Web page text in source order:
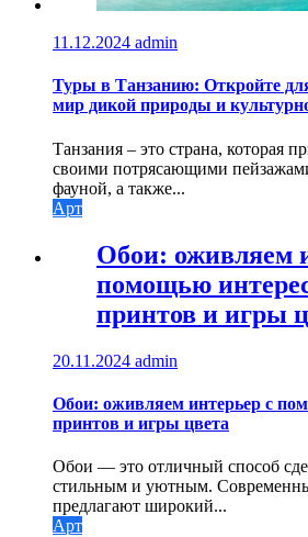
11.12.2024 admin
Туры в Танзанию: Откройте
мир дикой природы и
Танзания – это страна, которая
своими потрясающими
фауной, а также...
Арт
Обои: оживляем
помощью
принтов и игры
20.11.2024 admin
Обои: оживляем интерьер с
принтов и игры цвета
Обои — это отличный способ
стильным и уютным.
предлагают широкий...
Арт